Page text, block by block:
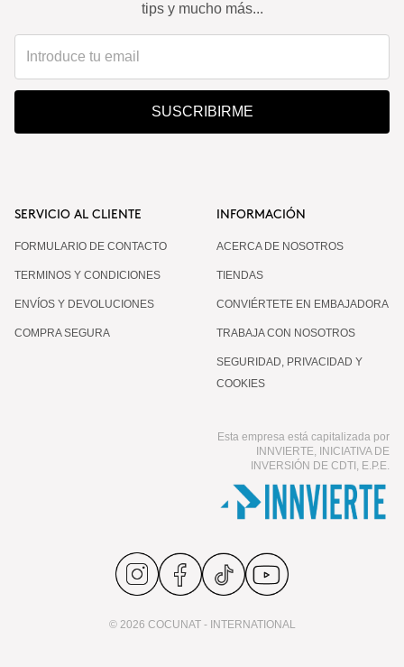
tips y mucho más...
SUSCRIBIRME
SERVICIO AL CLIENTE
FORMULARIO DE CONTACTO
TERMINOS Y CONDICIONES
ENVÍOS Y DEVOLUCIONES
COMPRA SEGURA
INFORMACIÓN
ACERCA DE NOSOTROS
TIENDAS
CONVIÉRTETE EN EMBAJADORA
TRABAJA CON NOSOTROS
SEGURIDAD, PRIVACIDAD Y
COOKIES
Esta empresa está capitalizada por
INNVIERTE, INICIATIVA DE
INVERSIÓN DE CDTI, E.P.E.
© 2026 COCUNAT - INTERNATIONAL